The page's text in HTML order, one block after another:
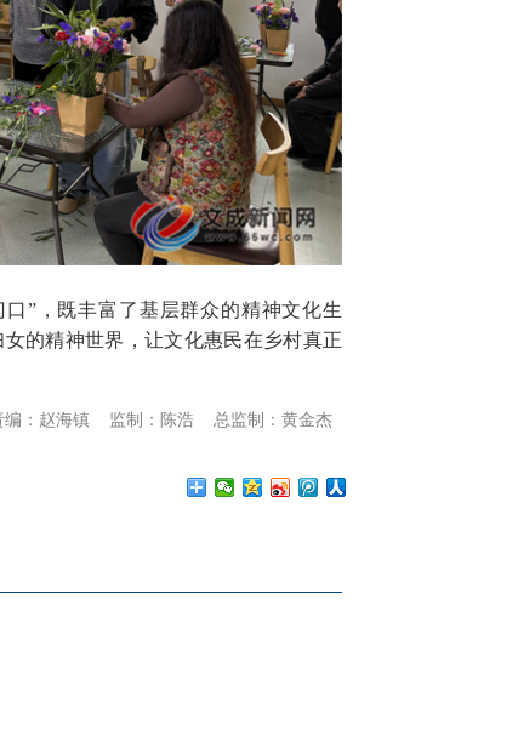
”，既丰富了基层群众的精神文化生
的精神世界，让文化惠民在乡村真正
总监制：黄金杰
监制：陈浩
编：赵海镇